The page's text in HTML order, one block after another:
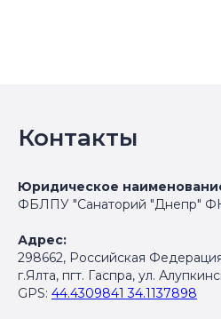
Контакты
Юридическое
ФБЛПУ "Санаторий "Днепр"
Адрес:
298662, Российская
г.Ялта, пгт. Гаспра, ул.
GPS: 44.4309841 34.1137898